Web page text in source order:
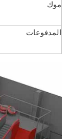
موك
المدفوعات